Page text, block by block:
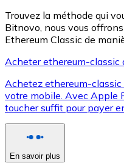
XRP
XRP
Voir toutes
Coupons crypto
Trouvez la méthode qui
Bitnovo, nous vous
Ethereum Classic de
Acheter ethereum-classic
Achetez ethereum-classic
votre mobile. Avec Apple
toucher suffit pour payer
En savoir plus